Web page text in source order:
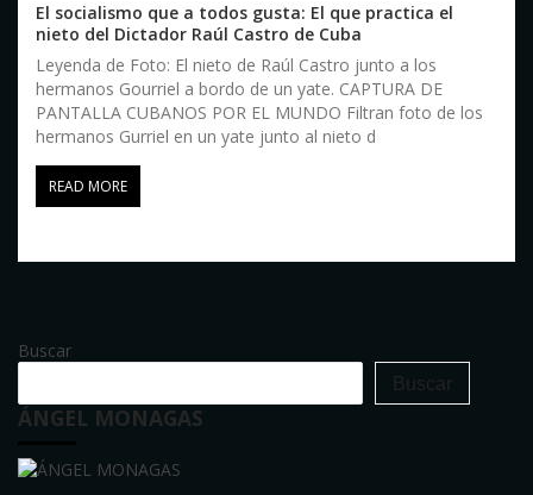
El socialismo que a todos gusta: El que practica el
nieto del Dictador Raúl Castro de Cuba
Leyenda de Foto: El nieto de Raúl Castro junto a los
hermanos Gourriel a bordo de un yate. CAPTURA DE
PANTALLA CUBANOS POR EL MUNDO Filtran foto de los
hermanos Gurriel en un yate junto al nieto d
READ MORE
Buscar
Buscar
ÁNGEL MONAGAS